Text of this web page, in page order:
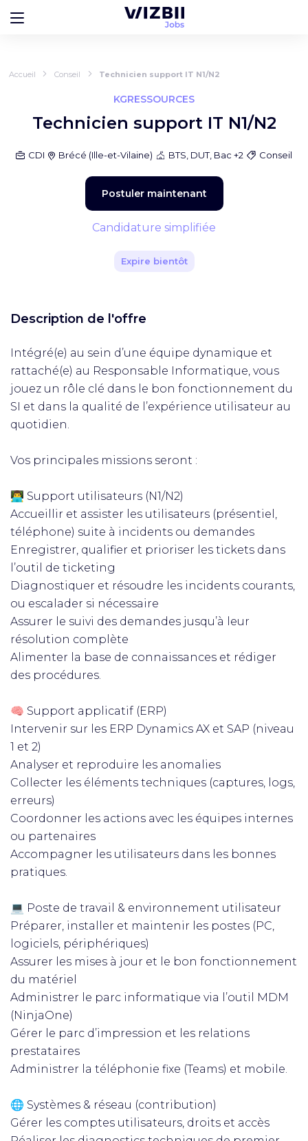
Accueil Conseil Technicien support IT N1/N2
KGRESSOURCES
Technicien support IT N1/N2
CDI Brécé (Ille-et-Vilaine) BTS, DUT, Bac +2 Conseil
Postuler maintenant
Candidature simplifiée
Expire bientôt
Description de l'offre
Intégré(e) au sein d’une équipe dynamique et
rattaché(e) au Responsable Informatique, vous
jouez un rôle clé dans le bon fonctionnement du
SI et dans la qualité de l’expérience utilisateur au
quotidien.
Vos principales missions seront :
👨‍💻 Support utilisateurs (N1/N2)
Accueillir et assister les utilisateurs (présentiel,
téléphone) suite à incidents ou demandes
Enregistrer, qualifier et prioriser les tickets dans
l’outil de ticketing
Diagnostiquer et résoudre les incidents courants,
ou escalader si nécessaire
Assurer le suivi des demandes jusqu’à leur
résolution complète
Alimenter la base de connaissances et rédiger
des procédures.
🧠 Support applicatif (ERP)
Intervenir sur les ERP Dynamics AX et SAP (niveau
1 et 2)
Analyser et reproduire les anomalies
Collecter les éléments techniques (captures, logs,
erreurs)
Coordonner les actions avec les équipes internes
ou partenaires
Accompagner les utilisateurs dans les bonnes
pratiques.
💻 Poste de travail & environnement utilisateur
Préparer, installer et maintenir les postes (PC,
logiciels, périphériques)
Assurer les mises à jour et le bon fonctionnement
du matériel
Administrer le parc informatique via l’outil MDM
(NinjaOne)
Gérer le parc d’impression et les relations
prestataires
Administrer la téléphonie fixe (Teams) et mobile.
🌐 Systèmes & réseau (contribution)
Gérer les comptes utilisateurs, droits et accès